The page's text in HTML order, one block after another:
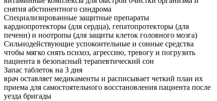
снятия абстинентного синдрома
Специализированные защитные препараты
кардиопротекторы (для сердца), гепатопротекторы (для
печени) и ноотропы (для защиты клеток головного мозга)
Сильнодействующие успокоительные и сонные средства
чтобы мягко снять психоз, агрессию, тревогу и погрузить
пациента в безопасный терапевтический сон
Запас таблеток на 3 дня
врач оставляет медикаменты и расписывает четкий план их
приема для самостоятельного восстановления пациента после
уезда бригады